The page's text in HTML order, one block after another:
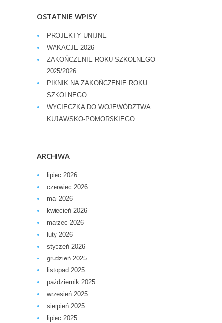
OSTATNIE WPISY
PROJEKTY UNIJNE
WAKACJE 2026
ZAKOŃCZENIE ROKU SZKOLNEGO
2025/2026
PIKNIK NA ZAKOŃCZENIE ROKU
SZKOLNEGO
WYCIECZKA DO WOJEWÓDZTWA
KUJAWSKO-POMORSKIEGO
ARCHIWA
lipiec 2026
czerwiec 2026
maj 2026
kwiecień 2026
marzec 2026
luty 2026
styczeń 2026
grudzień 2025
listopad 2025
październik 2025
wrzesień 2025
sierpień 2025
lipiec 2025